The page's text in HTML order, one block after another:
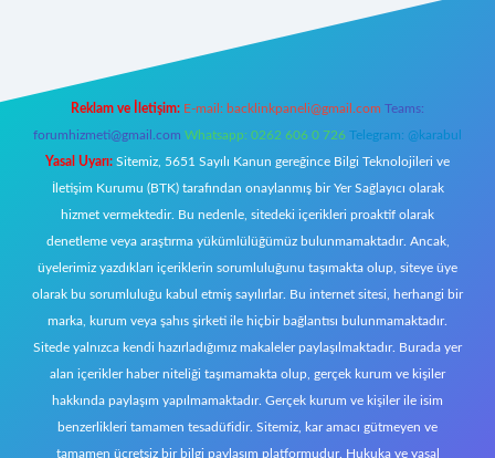
Reklam ve İletişim: E-mail: backlinkpaneli@gmail.com Teams:
forumhizmeti@gmail.com Whatsapp: 0262 606 0 726 Telegram: @karabul
Yasal Uyarı: Sitemiz, 5651 Sayılı Kanun gereğince Bilgi Teknolojileri ve
İletişim Kurumu (BTK) tarafından onaylanmış bir Yer Sağlayıcı olarak
hizmet vermektedir. Bu nedenle, sitedeki içerikleri proaktif olarak
denetleme veya araştırma yükümlülüğümüz bulunmamaktadır. Ancak,
üyelerimiz yazdıkları içeriklerin sorumluluğunu taşımakta olup, siteye üye
olarak bu sorumluluğu kabul etmiş sayılırlar. Bu internet sitesi, herhangi bir
marka, kurum veya şahıs şirketi ile hiçbir bağlantısı bulunmamaktadır.
Sitede yalnızca kendi hazırladığımız makaleler paylaşılmaktadır. Burada yer
alan içerikler haber niteliği taşımamakta olup, gerçek kurum ve kişiler
hakkında paylaşım yapılmamaktadır. Gerçek kurum ve kişiler ile isim
benzerlikleri tamamen tesadüfidir. Sitemiz, kar amacı gütmeyen ve
tamamen ücretsiz bir bilgi paylaşım platformudur. Hukuka ve yasal